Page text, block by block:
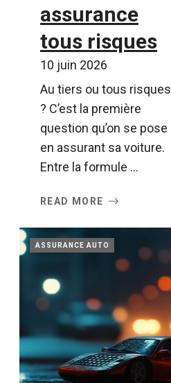
assurance
tous risques
10 juin 2026
Au tiers ou tous risques
? C’est la première
question qu’on se pose
en assurant sa voiture.
Entre la formule ...
READ MORE
ASSURANCE AUTO